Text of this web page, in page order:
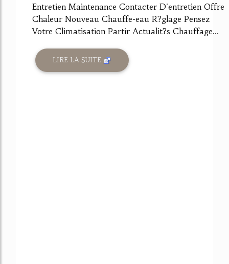
Entretien Maintenance Contacter D'entretien Offre
Chaleur Nouveau Chauffe-eau R?glage Pensez
Votre Climatisation Partir Actualit?s Chauffage...
LIRE LA SUITE